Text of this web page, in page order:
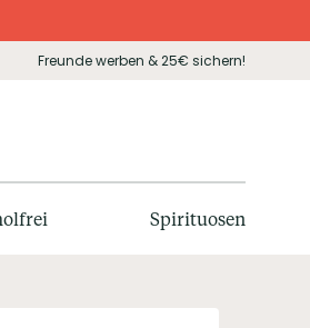
Freunde werben & 25€ sichern!
Spirituosen